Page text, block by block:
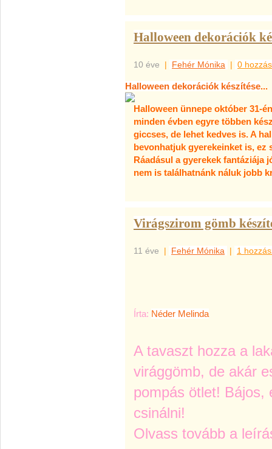
Halloween dekorációk
10 éve | Fehér Mónika | 0
Halloween dekorációk készítése...
Halloween ünnepe október 31-
minden évben egyre többen
giccses, de lehet kedves is. A
bevonhatjuk gyerekeinket is, ez
Ráadásul a gyerekek fantáziája
nem is találhatnánk náluk jobb
Virágszirom gömb
11 éve | Fehér Mónika | 1
Írta: Néder Melinda
A tavaszt hozza a
virággömb, de akár
pompás ötlet! Bájos,
csinálni!
Olvass tovább a